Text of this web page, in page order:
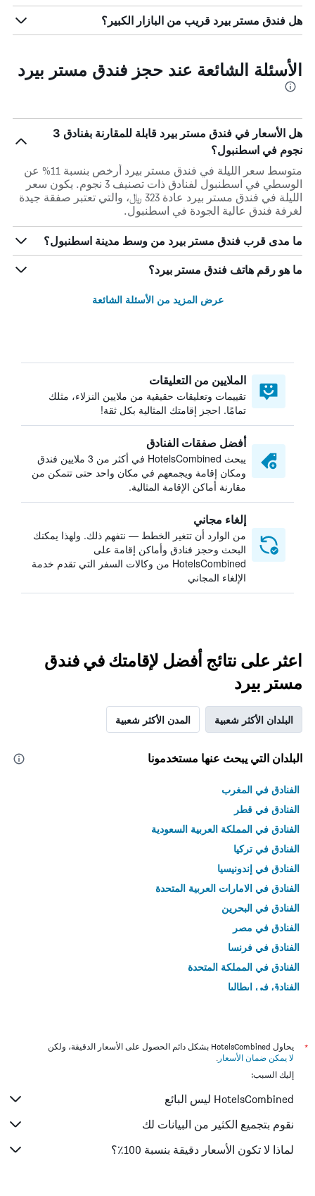
هل فندق مستر بيرد قريب من البازار الكبير؟
الأسئلة الشائعة عند حجز فندق مستر بيرد
هل الأسعار في فندق مستر بيرد قابلة للمقارنة بفنادق 3
نجوم في اسطنبول؟
متوسط سعر الليلة في فندق مستر بيرد أرخص بنسبة 11% عن
الوسطي في اسطنبول لفنادق ذات تصنيف 3 نجوم. يكون سعر
الليلة في فندق مستر بيرد عادة 323 ﷼، والتي تعتبر صفقة جيدة
لغرفة فندق عالية الجودة في اسطنبول.
ما مدى قرب فندق مستر بيرد من وسط مدينة اسطنبول؟
ما هو رقم هاتف فندق مستر بيرد؟
عرض المزيد من الأسئلة الشائعة
الملايين من التعليقات
تقييمات وتعليقات حقيقية من ملايين النزلاء، مثلك
تمامًا. احجز إقامتك المثالية بكل ثقة!
أفضل صفقات الفنادق
يبحث HotelsCombined في أكثر من 3 ملايين فندق
ومكان إقامة ويجمعهم في مكان واحد حتى تتمكن من
مقارنة أماكن الإقامة المثالية.
إلغاء مجاني
من الوارد أن تتغير الخطط — نتفهم ذلك. ولهذا يمكنك
البحث وحجز فنادق وأماكن إقامة على
HotelsCombined من وكالات السفر التي تقدم خدمة
الإلغاء المجاني
اعثر على نتائج أفضل لإقامتك في فندق
مستر بيرد
البلدان الأكثر شعبية المدن الأكثر شعبية
البلدان التي يبحث عنها مستخدمونا
الفنادق في المغرب
الفنادق في قطر
الفنادق في المملكة العربية السعودية
الفنادق في تركيا
الفنادق في إندونيسيا
الفنادق في الامارات العربية المتحدة
الفنادق في البحرين
الفنادق في مصر
الفنادق في فرنسا
الفنادق في المملكة المتحدة
الفنادق في إيطاليا
*
يحاول HotelsCombined بشكل دائم الحصول على الأسعار الدقيقة، ولكن
لا يمكن ضمان الأسعار .
إليك السبب:
HotelsCombined ليس البائع
نقوم بتجميع الكثير من البيانات لك
لماذا لا تكون الأسعار دقيقة بنسبة 100٪؟